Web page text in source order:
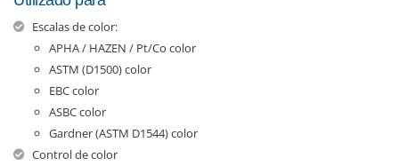
Escalas de color:
APHA / HAZEN / Pt/Co color
ASTM (D1500) color
EBC color
ASBC color
Gardner (ASTM D1544) color
Control de color